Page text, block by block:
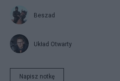
Beszad
Układ Otwarty
Napisz notkę